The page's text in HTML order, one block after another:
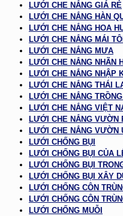
LƯỚI CHE NẮNG GIÁ RẺ
LƯỚI CHE NẮNG HÀN
LƯỚI CHE NẮNG HOA
LƯỚI CHE NẮNG MÁI
LƯỚI CHE NẮNG MƯA
LƯỚI CHE NẮNG NHÃN
LƯỚI CHE NẮNG NHẬP
LƯỚI CHE NẮNG THÁI
LƯỚI CHE NẮNG
LƯỚI CHE NẮNG VIỆT
LƯỚI CHE NẮNG VƯỜN
LƯỚI CHE NẮNG VƯỜN
LƯỚI CHỐNG BỤI
LƯỚI CHỐNG BỤI CỦA
LƯỚI CHỐNG BỤI
LƯỚI CHỐNG BỤI XÂY
LƯỚI CHỐNG CÔN
LƯỚI CHỐNG CÔN
LƯỚI CHỐNG MUỖI